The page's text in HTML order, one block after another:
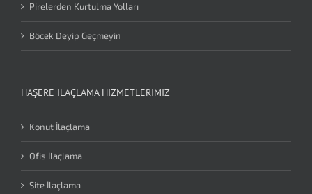
Pirelerden Kurtulma Yolları
Böcek Deyip Geçmeyin
HAŞERE İLAÇLAMA HIZMETLERIMIZ
Konut İlaçlama
Ofis İlaçlama
Site İlaçlama